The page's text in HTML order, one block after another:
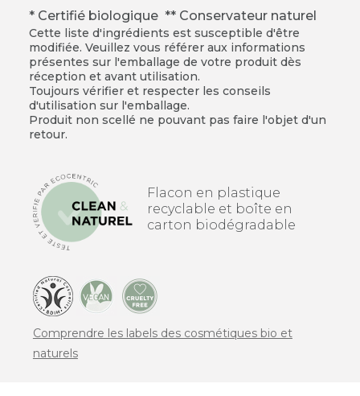
* Certifié biologique ** Conservateur naturel
Cette liste d'ingrédients est susceptible d'être
modifiée. Veuillez vous référer aux informations
présentes sur l'emballage de votre produit dès
réception et avant utilisation.
Toujours vérifier et respecter les conseils
d'utilisation sur l'emballage.
Produit non scellé ne pouvant pas faire l'objet d'un
retour.
Flacon en plastique
recyclable et boîte en
carton biodégradable
Comprendre les labels des cosmétiques bio et
naturels